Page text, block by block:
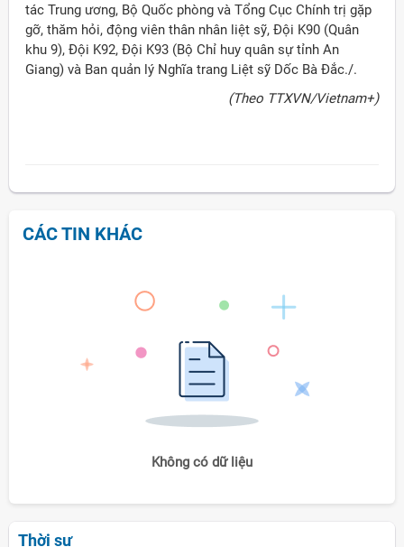
tác Trung ương, Bộ Quốc phòng và Tổng Cục Chính trị gặp
gỡ, thăm hỏi, động viên thân nhân liệt sỹ, Đội K90 (Quân
khu 9), Đội K92, Đội K93 (Bộ Chỉ huy quân sự tỉnh An
Giang) và Ban quản lý Nghĩa trang Liệt sỹ Dốc Bà Đắc./.
(Theo TTXVN/Vietnam+)
CÁC TIN KHÁC
Không có dữ liệu
Thời sự